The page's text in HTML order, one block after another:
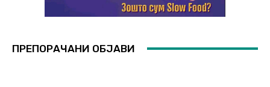
ПРЕПОРАЧАНИ ОБЈАВИ